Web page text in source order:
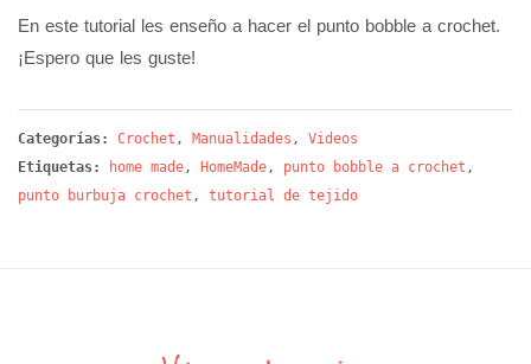
En este tutorial les enseño a hacer el punto bobble a crochet.
¡Espero que les guste!
Categorías: Crochet , Manualidades , Videos
Etiquetas:
home made , HomeMade , punto bobble a crochet ,
punto burbuja crochet , tutorial de tejido